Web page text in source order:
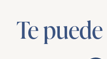
Te puede